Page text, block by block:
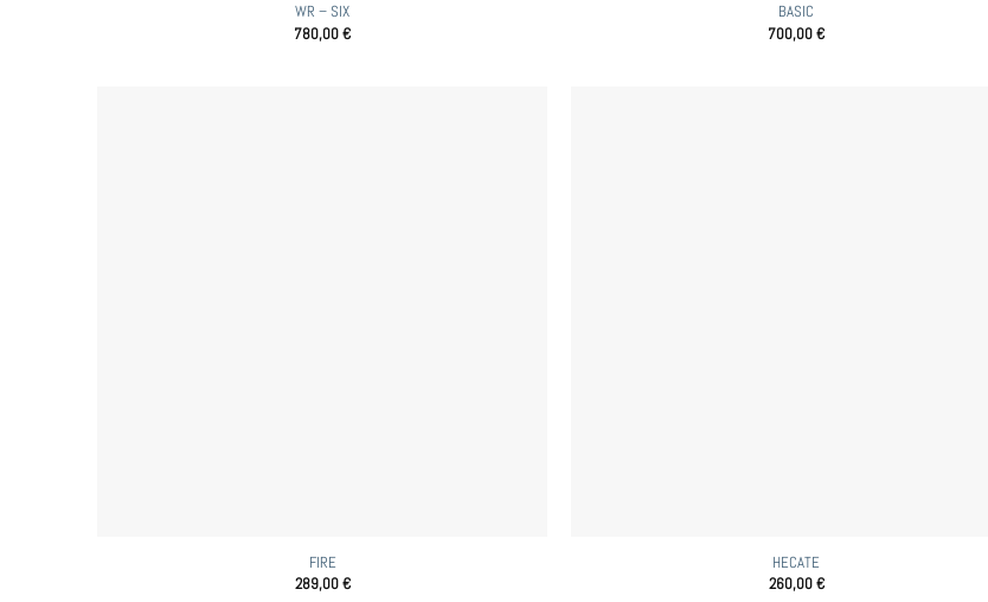
WR – SIX
780,00€
BASIC
700,00€
FIRE
289,00€
HECATE
260,00€